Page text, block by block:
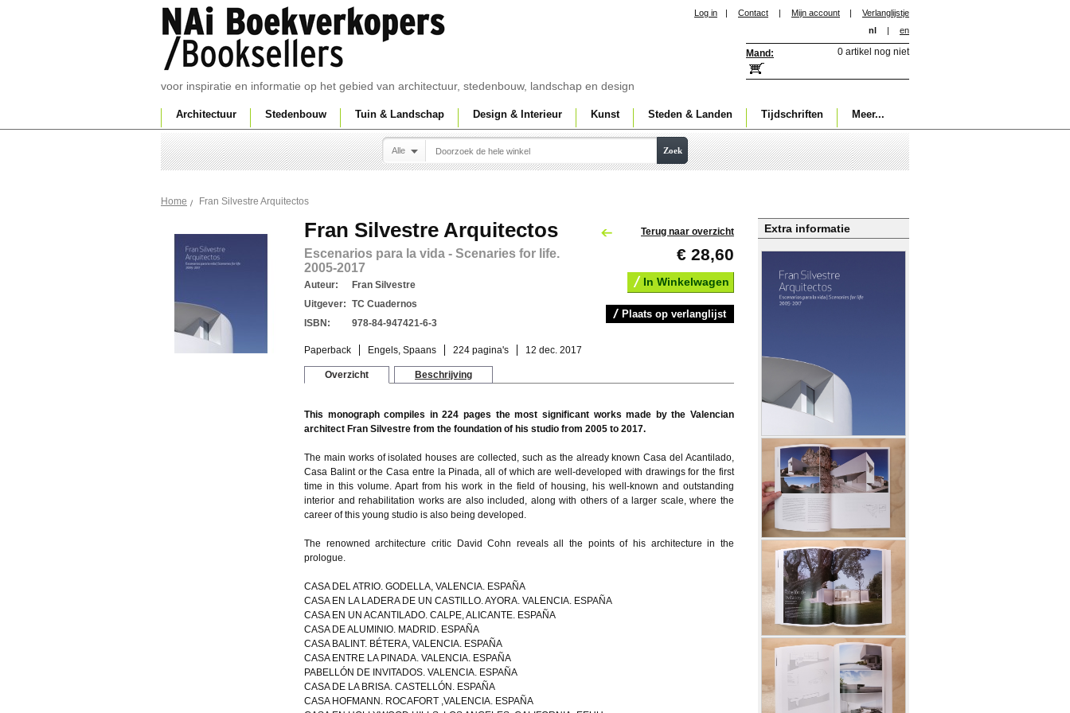
voor inspiratie en informatie op het gebied van architectuur, stedenbouw, landschap en design
Log in | Contact | Mijn account |
Verlanglijstje
nl
| en
Mand: 0 artikel nog niet
Architectuur Stedenbouw Tuin & Landschap Design & Interieur Kunst Steden & Landen Tijdschriften Meer...
Alle Zoek
Home Fran Silvestre Arquitectos
Extra informatie
Terug naar overzicht
€ 28,60
In Winkelwagen
Plaats op verlanglijst
Fran Silvestre Arquitectos
Escenarios para la vida - Scenaries for life.
2005-2017
Auteur:
Fran Silvestre
Uitgever: TC Cuadernos
ISBN:
978-84-947421-6-3
Paperback Engels, Spaans 224 pagina's 12 dec. 2017
Overzicht Beschrijving
This monograph compiles in 224 pages the most significant works made by the Valencian
architect Fran Silvestre from the foundation of his studio from 2005 to 2017.
The main works of isolated houses are collected, such as the already known Casa del Acantilado,
Casa Balint or the Casa entre la Pinada, all of which are well-developed with drawings for the first
time in this volume. Apart from his work in the field of housing, his well-known and outstanding
interior and rehabilitation works are also included, along with others of a larger scale, where the
career of this young studio is also being developed.
The renowned architecture critic David Cohn reveals all the points of his architecture in the
prologue.
CASA DEL ATRIO. GODELLA, VALENCIA. ESPAÑA
CASA EN LA LADERA DE UN CASTILLO. AYORA. VALENCIA. ESPAÑA
CASA EN UN ACANTILADO. CALPE, ALICANTE. ESPAÑA
CASA DE ALUMINIO. MADRID. ESPAÑA
CASA BALINT. BÉTERA, VALENCIA. ESPAÑA
CASA ENTRE LA PINADA. VALENCIA. ESPAÑA
PABELLÓN DE INVITADOS. VALENCIA. ESPAÑA
CASA DE LA BRISA. CASTELLÓN. ESPAÑA
CASA HOFMANN. ROCAFORT ,VALENCIA. ESPAÑA